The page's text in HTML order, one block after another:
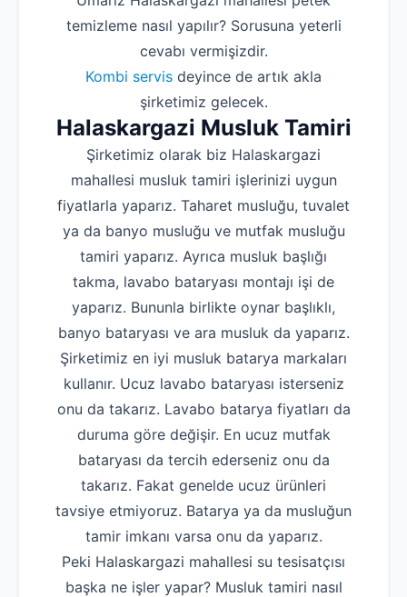
temizleme nasıl yapılır? Sorusuna yeterli
cevabı vermişizdir.
Kombi servis deyince de artık akla
şirketimiz gelecek.
Halaskargazi Musluk Tamiri
Şirketimiz olarak biz Halaskargazi
mahallesi musluk tamiri işlerinizi uygun
fiyatlarla yaparız. Taharet musluğu, tuvalet
ya da banyo musluğu ve mutfak musluğu
tamiri yaparız. Ayrıca musluk başlığı
takma, lavabo bataryası montajı işi de
yaparız. Bununla birlikte oynar başlıklı,
banyo bataryası ve ara musluk da yaparız.
Şirketimiz en iyi musluk batarya markaları
kullanır. Ucuz lavabo bataryası isterseniz
onu da takarız. Lavabo batarya fiyatları da
duruma göre değişir. En ucuz mutfak
bataryası da tercih ederseniz onu da
takarız. Fakat genelde ucuz ürünleri
tavsiye etmiyoruz. Batarya ya da musluğun
tamir imkanı varsa onu da yaparız.
Peki Halaskargazi mahallesi su tesisatçısı
başka ne işler yapar? Musluk tamiri nasıl